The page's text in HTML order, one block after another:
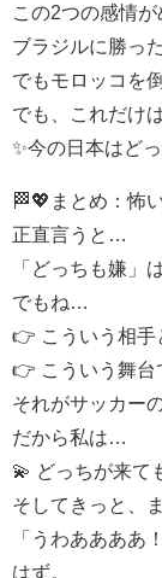
この2つの感情
ブラジルに勝っ
でもモロッコを
でも、これだけ
✨今の日本はど
🏁💖まとめ：怖
正直言うと…
「どっちも嫌」
でもね…
👉 こういう相手
👉 こういう舞台
それがサッカー
だから私は…
💫 どっちが来て
そしてきっと、
「うわああああ
はず。